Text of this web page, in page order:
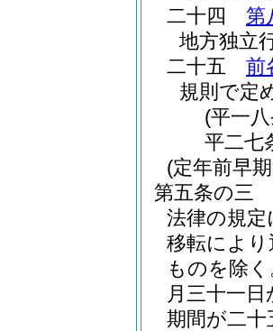
二十四
第
地方独立
二十五
前
規則で定
(平一
平二七
(定年前早
第五条の三
法律の規
移転によ
ものを除
月三十一
期間が二